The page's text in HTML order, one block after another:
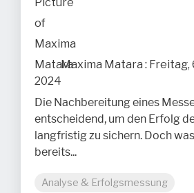
Maxima Matara : Freitag,
2024
Die Nachbereitung eines
entscheidend, um den Erfolg
langfristig zu sichern. Doch
bereits...
Analyse & Erfolgsmessung